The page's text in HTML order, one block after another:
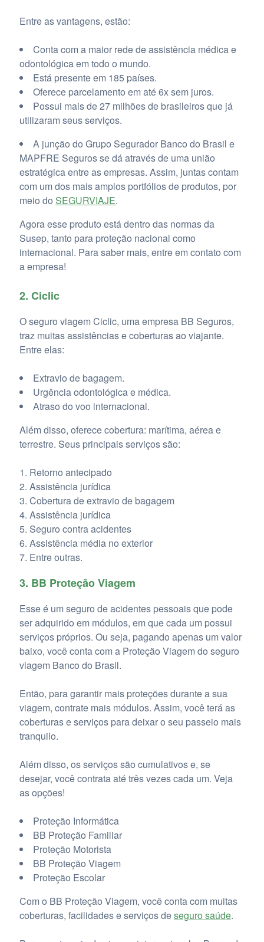
Entre as vantagens, estão:
Conta com a maior rede de assistência médica e
odontológica em todo o mundo.
Está presente em 185 países.
Oferece parcelamento em até 6x sem juros.
Possui mais de 27 milhões de brasileiros que já
utilizaram seus serviços.
A junção do Grupo Segurador Banco do Brasil e
MAPFRE Seguros se dá através de uma união
estratégica entre as empresas. Assim, juntas contam
com um dos mais amplos portfólios de produtos, por
meio do SEGURVIAJE.
Agora esse produto está dentro das normas da
Susep, tanto para proteção nacional como
internacional. Para saber mais, entre em contato com
a empresa!
2. Ciclic
O seguro viagem Ciclic, uma empresa BB Seguros,
traz muitas assistências e coberturas ao viajante.
Entre elas:
Extravio de bagagem.
Urgência odontológica e médica.
Atraso do voo internacional.
Além disso, oferece cobertura: marítima, aérea e
terrestre. Seus principais serviços são:
Retorno antecipado
Assistência jurídica
Cobertura de extravio de bagagem
Assistência jurídica
Seguro contra acidentes
Assistência média no exterior
Entre outras.
3. BB Proteção Viagem
Esse é um seguro de acidentes pessoais que pode
ser adquirido em módulos, em que cada um possui
serviços próprios. Ou seja, pagando apenas um valor
baixo, você conta com a Proteção Viagem do seguro
viagem Banco do Brasil.
Então, para garantir mais proteções durante a sua
viagem, contrate mais módulos. Assim, você terá as
coberturas e serviços para deixar o seu passeio mais
tranquilo.
Além disso, os serviços são cumulativos e, se
desejar, você contrata até três vezes cada um. Veja
as opções!
Proteção Informática
BB Proteção Familiar
Proteção Motorista
BB Proteção Viagem
Proteção Escolar
Com o BB Proteção Viagem, você conta com muitas
coberturas, facilidades e serviços deseguro saúde.